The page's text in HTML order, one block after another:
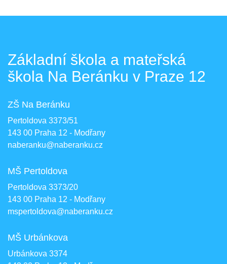
Základní škola a mateřská
škola Na Beránku v Praze 12
ZŠ Na Beránku
Pertoldova 3373/51
143 00 Praha 12 - Modřany
naberanku@naberanku.cz
MŠ Pertoldova
Pertoldova 3373/20
143 00 Praha 12 - Modřany
mspertoldova@naberanku.cz
MŠ Urbánkova
Urbánkova 3374